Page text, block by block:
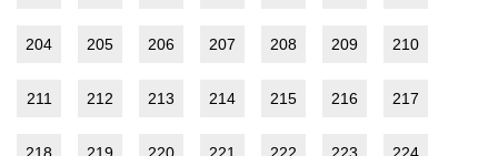
204 205 206 207 208 209 210
211 212 213 214 215 216 217